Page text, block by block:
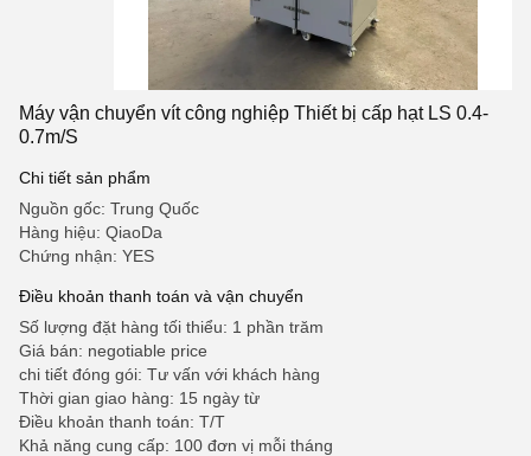
Máy vận chuyển vít công nghiệp Thiết bị cấp hạt LS 0.4-
0.7m/S
Chi tiết sản phẩm
Nguồn gốc: Trung Quốc
Hàng hiệu: QiaoDa
Chứng nhận: YES
Điều khoản thanh toán và vận chuyển
Số lượng đặt hàng tối thiểu: 1 phần trăm
Giá bán: negotiable price
chi tiết đóng gói: Tư vấn với khách hàng
Thời gian giao hàng: 15 ngày từ
Điều khoản thanh toán: T/T
Khả năng cung cấp: 100 đơn vị mỗi tháng